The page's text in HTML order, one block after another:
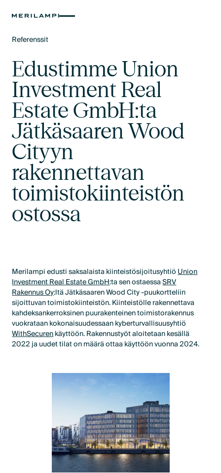
Referenssit
Edustimme Union
Investment Real
Estate GmbH:ta
Jätkäsaaren Wood
Cityyn
rakennettavan
toimistokiinteistön
ostossa
Merilampi edusti saksalaista kiinteistösijoitusyhtiöUnion
Investment Real Estate GmbH:ta sen ostaessaSRV
Rakennus Oy:ltä Jätkäsaaren Wood City -puukortteliin
sijoittuvan toimistokiinteistön. Kiinteistölle rakennettava
kahdeksankerroksinen puurakenteinen toimistorakennus
vuokrataan kokonaisuudessaan kyberturvallisuusyhtiö
WithSecurenkäyttöön. Rakennustyöt aloitetaan kesällä
2022 ja uudet tilat on määrä ottaa käyttöön vuonna 2024.